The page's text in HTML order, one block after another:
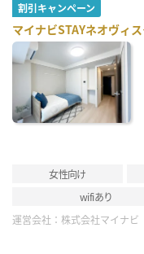
割引キャンペーン
マイナビSTAYネオヴィ
女性向け
wifiあり
運営会社： 株式会社マイナビ